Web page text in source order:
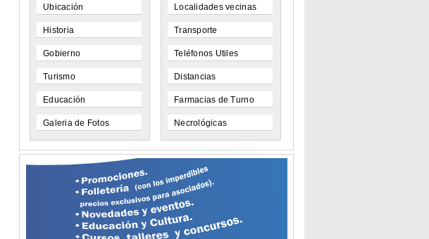
Ubicación
Historia
Gobierno
Turismo
Educación
Galeria de Fotos
Localidades vecinas
Transporte
Teléfonos Utiles
Distancias
Farmacias de Turno
Necrológicas